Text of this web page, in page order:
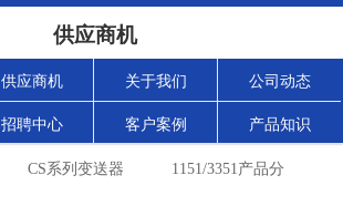
供应商机
供应商机 关于我们 公司动态
招聘中心 客户案例 产品知识
CS系列变送器 1151/3351产品分